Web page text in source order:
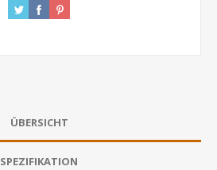
ÜBERSICHT
SPEZIFIKATION